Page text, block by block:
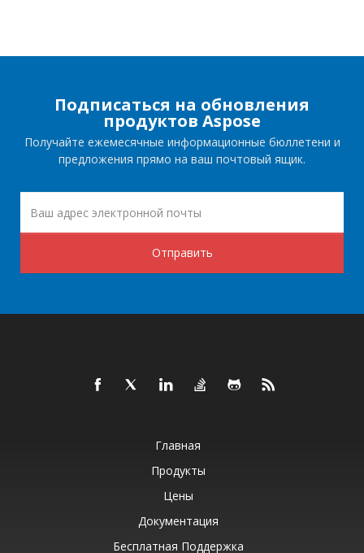
Подписаться на обновления
продуктов Aspose
Получайте ежемесячные информационные бюллетени и
предложения прямо на ваш почтовый ящик.
Отправить
Главная
Продукты
Цены
Документация
Бесплатная Поддержка